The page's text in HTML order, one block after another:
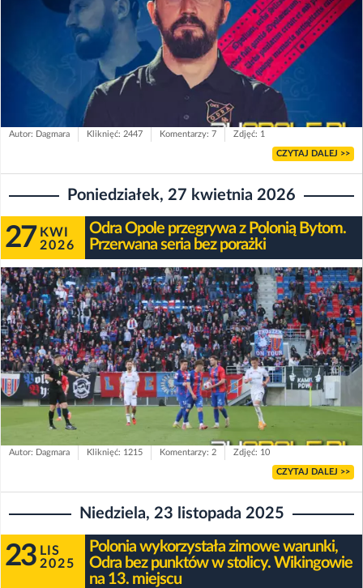
Autor: Dagmara Kliknięć: 2447 Komentarzy: 7 Zdjęć: 1
CZYTAJ DALEJ >>
Poniedziałek, 27 kwietnia 2026
27 KWI
2026
Odra Opole przegrywa z Polonią Bytom.
Przerwana seria bez porażki
Autor: Dagmara Kliknięć: 1215 Komentarzy: 2 Zdjęć: 10
CZYTAJ DALEJ >>
Niedziela, 23 listopada 2025
23 LIS
2025
Polonia wykorzystała zimowe warunki,
Odra bez punktów w stolicy. Wikingowie
na 13. miejscu